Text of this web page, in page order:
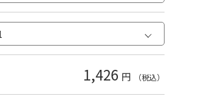
1,426 円 （税込）